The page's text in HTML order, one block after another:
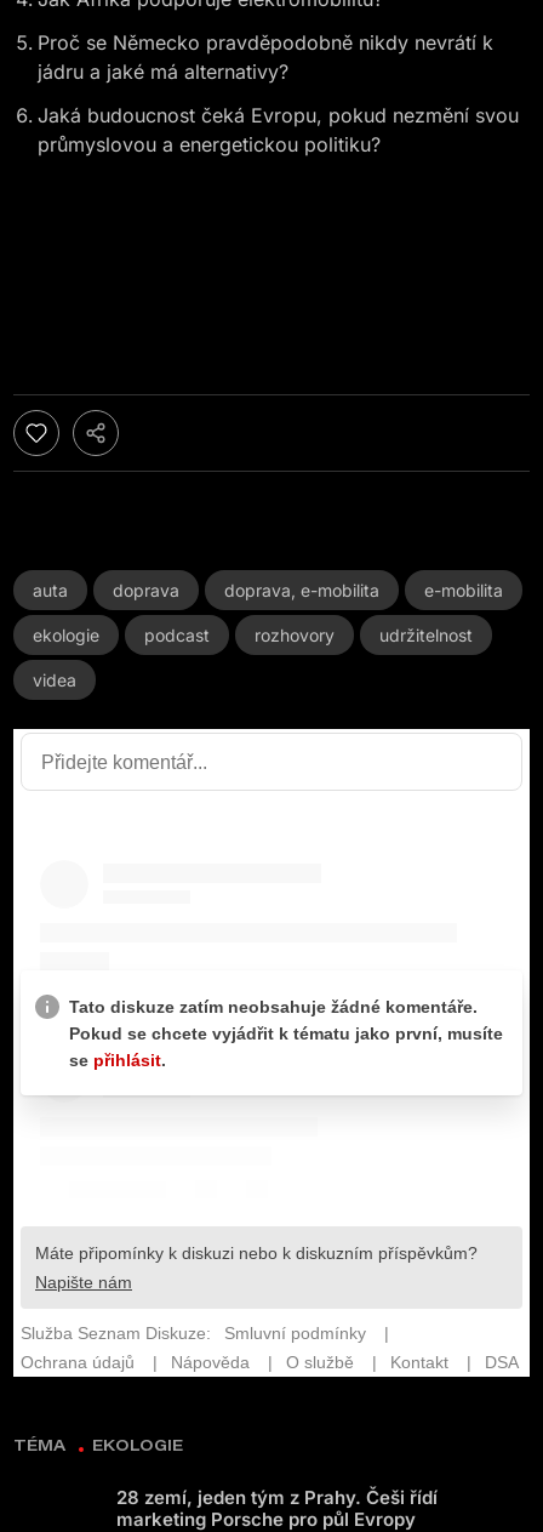
Proč se Německo pravděpodobně nikdy nevrátí k
jádru a jaké má alternativy?
Jaká budoucnost čeká Evropu, pokud nezmění svou
průmyslovou a energetickou politiku?
auta doprava doprava, e-mobilita e-mobilita
ekologie podcast rozhovory udržitelnost
videa
TÉMA EKOLOGIE
28 zemí, jeden tým z Prahy. Češi řídí
marketing Porsche pro půl Evropy